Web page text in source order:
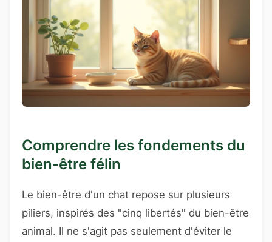
Comprendre les fondements du
bien-être félin
Le bien-être d'un chat repose sur plusieurs
piliers, inspirés des "cinq libertés" du bien-être
animal. Il ne s'agit pas seulement d'éviter le